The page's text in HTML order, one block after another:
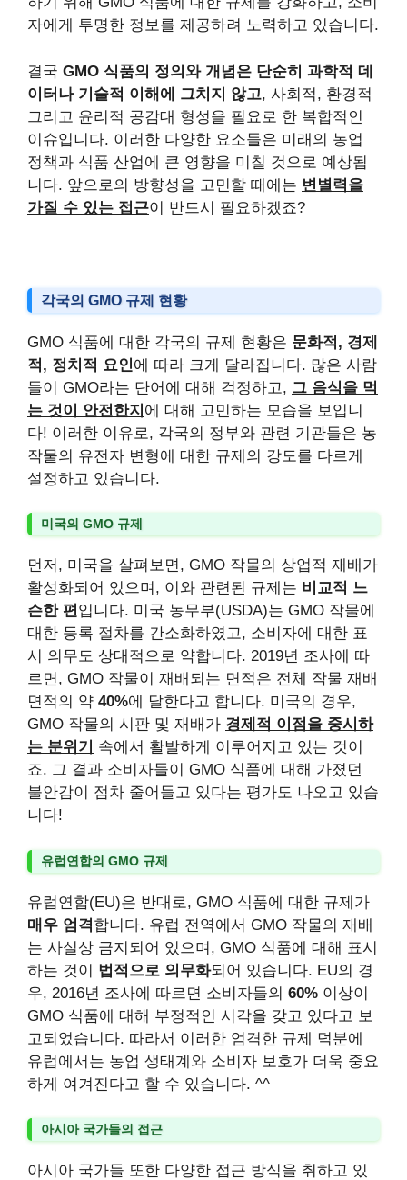
자에게 투명한 정보를 제공하려 노력하고 있습니다.
결국 GMO 식품의 정의와 개념은 단순히 과학적 데
이터나 기술적 이해에 그치지 않고, 사회적, 환경적
그리고 윤리적 공감대 형성을 필요로 한 복합적인
이슈입니다. 이러한 다양한 요소들은 미래의 농업
정책과 식품 산업에 큰 영향을 미칠 것으로 예상됩
니다. 앞으로의 방향성을 고민할 때에는 변별력을
가질 수 있는 접근이 반드시 필요하겠죠?
각국의 GMO 규제 현황
GMO 식품에 대한 각국의 규제 현황은 문화적, 경제
적, 정치적 요인에 따라 크게 달라집니다. 많은 사람
들이 GMO라는 단어에 대해 걱정하고, 그 음식을 먹
는 것이 안전한지 에 대해 고민하는 모습을 보입니
다! 이러한 이유로, 각국의 정부와 관련 기관들은 농
작물의 유전자 변형에 대한 규제의 강도를 다르게
설정하고 있습니다.
미국의 GMO 규제
먼저, 미국을 살펴보면, GMO 작물의 상업적 재배가
활성화되어 있으며, 이와 관련된 규제는 비교적 느
슨한 편입니다. 미국 농무부(USDA)는 GMO 작물에
대한 등록 절차를 간소화하였고, 소비자에 대한 표
시 의무도 상대적으로 약합니다. 2019년 조사에 따
르면, GMO 작물이 재배되는 면적은 전체 작물 재배
면적의 약 40%에 달한다고 합니다. 미국의 경우,
GMO 작물의 시판 및 재배가 경제적 이점을 중시하
는 분위기
속에서 활발하게 이루어지고 있는 것이
죠. 그 결과 소비자들이 GMO 식품에 대해 가졌던
불안감이 점차 줄어들고 있다는 평가도 나오고 있습
니다!
유럽연합의 GMO 규제
유럽연합(EU)은 반대로, GMO 식품에 대한 규제가
매우 엄격합니다. 유럽 전역에서 GMO 작물의 재배
는 사실상 금지되어 있으며, GMO 식품에 대해 표시
하는 것이 법적으로 의무화되어 있습니다. EU의 경
우, 2016년 조사에 따르면 소비자들의 60% 이상이
GMO 식품에 대해 부정적인 시각을 갖고 있다고 보
고되었습니다. 따라서 이러한 엄격한 규제 덕분에
유럽에서는 농업 생태계와 소비자 보호가 더욱 중요
하게 여겨진다고 할 수 있습니다. ^^
아시아 국가들의 접근
아시아 국가들 또한 다양한 접근 방식을 취하고 있